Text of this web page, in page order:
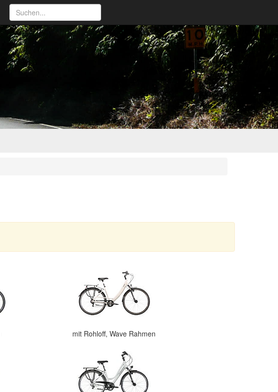
mit Rohloff, Wave Rahmen